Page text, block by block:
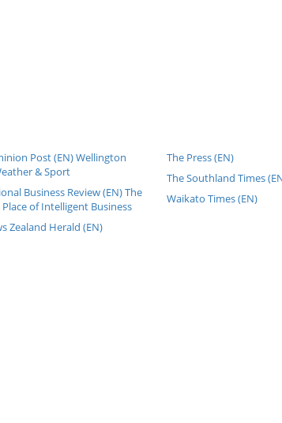
Post (EN) Wellington
& Sport
Business Review (EN) The
of Intelligent Business
Zealand Herald (EN)
The Press (EN)
The Southland Times
Waikato Times (EN)